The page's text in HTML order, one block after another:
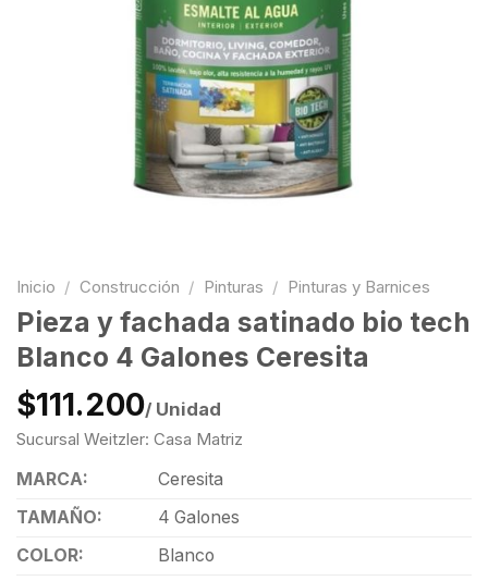
Inicio / Construcción / Pinturas / Pinturas y Barnices
Pieza y fachada satinado bio tech
Blanco 4 Galones Ceresita
$111.200/ Unidad
Sucursal Weitzler: Casa Matriz
MARCA:
Ceresita
TAMAÑO:
4 Galones
COLOR:
Blanco